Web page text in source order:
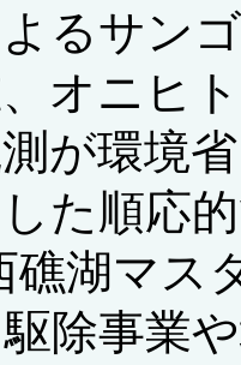
るサン
オニヒ
が環境
た順応
礁湖マス
除事業